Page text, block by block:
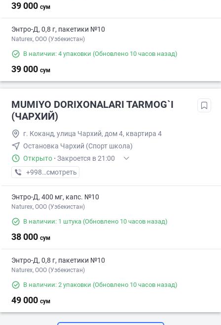
39 000 сум
Энтро-Д, 0,8 г, пакетики №10
Naturex, OOO (Узбекистан)
В наличии: 4 упаковки (Обновлено 10 часов назад)
39 000 сум
MUMIYO DORIXONALARI TARMOG`I
(ЧАРХИЙ)
г. Коканд, улица Чархий, дом 4, квартира 4
Остановка Чархий (Спорт школа)
Открыто · Закроется в 21:00
+998 (90) XXX-XX-XX
смотреть
Энтро-Д, 400 мг, капс. №10
Naturex, OOO (Узбекистан)
В наличии: 1 штука (Обновлено 10 часов назад)
38 000 сум
Энтро-Д, 0,8 г, пакетики №10
Naturex, OOO (Узбекистан)
В наличии: 2 упаковки (Обновлено 10 часов назад)
49 000 сум